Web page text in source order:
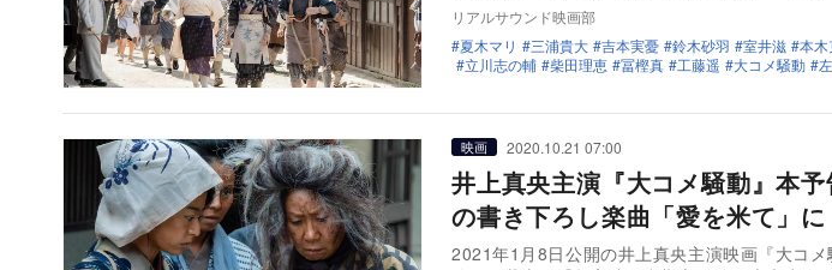
リアルサウンド映画部
夏木マリ
三浦貴大 吉本実憂 鈴木砂羽 室井滋 本木
立川志の輔
柴田理恵 冨樫真 工藤遥 大コメ騒動
映画 2020.10.21 07:00
井上真央主演『大コメ騒動』本
の書き下ろし楽曲「愛を米て」に
2021年1月8日公開の井上真央主演映画『大コ